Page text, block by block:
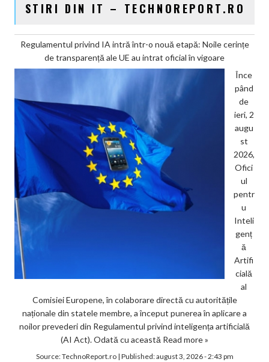
STIRI DIN IT – TECHNOREPORT.RO
Regulamentul privind IA intră într-o nouă etapă: Noile cerințe
de transparență ale UE au intrat oficial în vigoare
Înce
pând
de
ieri, 2
augu
st
2026,
Ofici
ul
pentr
u
Inteli
genț
ă
Artifi
cială
al
Comisiei Europene, în colaborare directă cu autoritățile
naționale din statele membre, a început punerea în aplicare a
noilor prevederi din Regulamentul privind inteligența artificială
(AI Act). Odată cu această Read more »
Source:TechnoReport.ro| Published:august 3, 2026 - 2:43 pm